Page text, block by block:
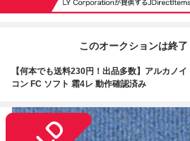
このオークションは終
【何本でも送料230円！出品多数】アルカノ
コン FC ソフト 霜4レ 動作確認済み